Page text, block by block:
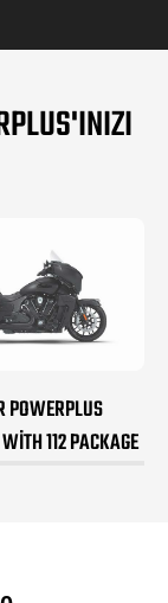
POWERPLUS
112 PACKAGE